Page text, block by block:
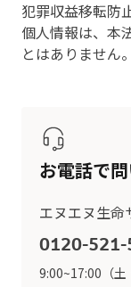
犯罪収益移転防
個人情報は、本
とはありません。
お電話で
エヌエヌ生命
0120-521-
9:00~17:00（土